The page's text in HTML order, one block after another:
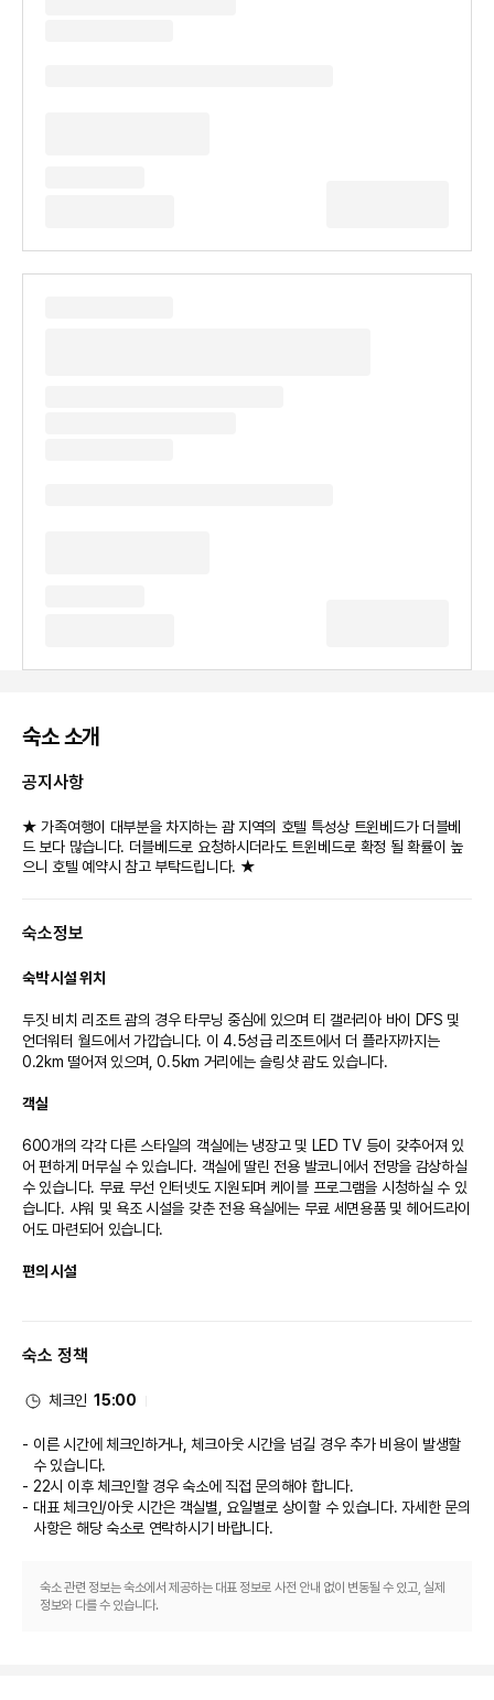
숙소 소개
공지사항
★ 가족여행이 대부분을 차지하는 괌 지역의 호텔 특성상 트윈베드가 더블베
드 보다 많습니다. 더블베드로 요청하시더라도 트윈베드로 확정 될 확률이 높
으니 호텔 예약시 참고 부탁드립니다. ★
숙소정보
숙박 시설 위치
두짓 비치 리조트 괌의 경우 타무닝 중심에 있으며 티 갤러리아 바이 DFS 및
언더워터 월드에서 가깝습니다. 이 4.5성급 리조트에서 더 플라자까지는
0.2km 떨어져 있으며, 0.5km 거리에는 슬링샷 괌도 있습니다.
객실
600개의 각각 다른 스타일의 객실에는 냉장고 및 LED TV 등이 갖추어져 있
어 편하게 머무실 수 있습니다. 객실에 딸린 전용 발코니에서 전망을 감상하실
수 있습니다. 무료 무선 인터넷도 지원되며 케이블 프로그램을 시청하실 수 있
습니다. 샤워 및 욕조 시설을 갖춘 전용 욕실에는 무료 세면용품 및 헤어드라이
어도 마련되어 있습니다.
편의 시설
시간 헬스클럽, 야외 수영장, 워터슬라이드 등이 있습니다. 이 리조트에는 이
금 별도)도 마련되어 있습니다.
식당
이 리조트에는 3 개의 레스토랑이 있으며 이중 하나인 Palm Café에서 현지
및 세계 각국의 요리를 즐기실 수 있습니다. 또는 편하게 객실에서 룸서비스(이
용 시간 제한)를 이용하실 수 있어요. 커피숍/카페에서는 스낵이 제공됩니다.
니다.
숙소 정책
체크인 15:00
이른 시간에 체크인하거나, 체크아웃 시간을 넘길 경우 추가 비용이 발생할
수 있습니다.
22시 이후 체크인할 경우 숙소에 직접 문의해야 합니다.
대표 체크인/아웃 시간은 객실별, 요일별로 상이할 수 있습니다. 자세한 문의
사항은 해당 숙소로 연락하시기 바랍니다.
숙소 관련 정보는 숙소에서 제공하는 대표 정보로 사전 안내 없이 변동될 수 있고, 실제
정보와 다를 수 있습니다.